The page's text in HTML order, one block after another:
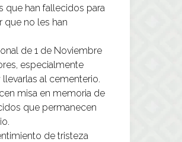
que han fallecidos para
que no les han
de 1 de Noviembre
especialmente
al cementerio.
misa en memoria de
que permanecen
de tristeza